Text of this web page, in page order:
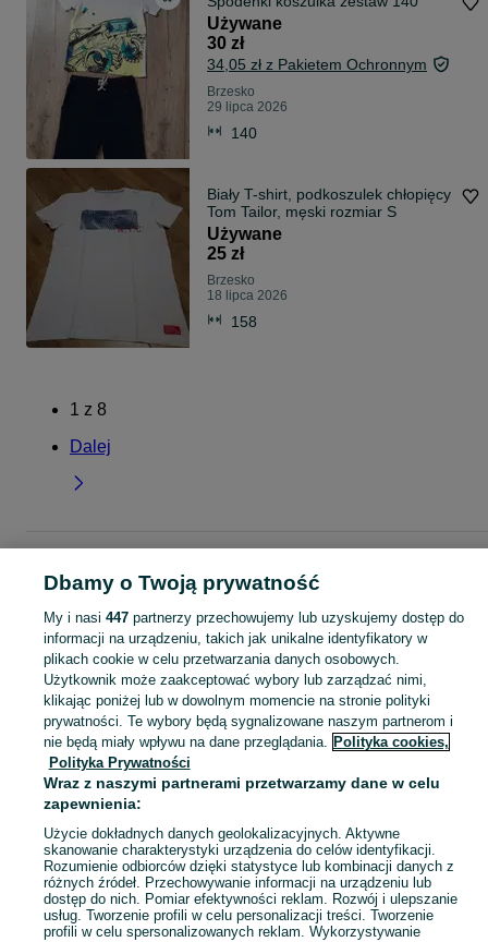
Używane
30 zł
34,05 zł z Pakietem Ochronnym
Brzesko
29 lipca 2026
140
Biały T-shirt, podkoszulek chłopięcy
Tom Tailor, męski rozmiar S
Używane
25 zł
Brzesko
18 lipca 2026
158
1 z 8
Dalej
T-shirty - Małopolskie
T-shirty - Brzesko
KATEGORIA
ubranko do chrztu dla chłopca , ubranka na roczek dla chłopca Zobacz
Mapa kategorii
Mapa miejscowości
Mapa ministron
Popularne wyszukiwania
Dbamy o Twoją prywatność
My i nasi 447partnerzy przechowujemy lub uzyskujemy dostęp do
informacji na urządzeniu, takich jak unikalne identyfikatory w
plikach cookie w celu przetwarzania danych osobowych.
Użytkownik może zaakceptować wybory lub zarządzać nimi,
klikając poniżej lub w dowolnym momencie na stronie polityki
prywatności. Te wybory będą sygnalizowane naszym partnerom i
nie będą miały wpływu na dane przeglądania. Polityka cookies,
Polityka Prywatności
Wraz z naszymi partnerami przetwarzamy dane w celu
zapewnienia:
Użycie dokładnych danych geolokalizacyjnych. Aktywne
skanowanie charakterystyki urządzenia do celów identyfikacji.
Rozumienie odbiorców dzięki statystyce lub kombinacji danych z
różnych źródeł. Przechowywanie informacji na urządzeniu lub
dostęp do nich. Pomiar efektywności reklam. Rozwój i ulepszanie
usług. Tworzenie profili w celu personalizacji treści. Tworzenie
profili w celu spersonalizowanych reklam. Wykorzystywanie